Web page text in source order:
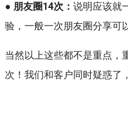
● 朋友圈14次： 说明应该就
验，一般一次朋友圈分享可
当然以上这些都不是重点，
次！我们和客户同时疑惑了